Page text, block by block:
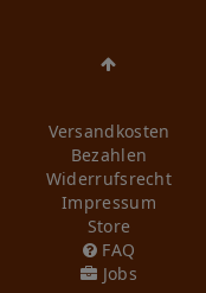
Versandkosten
Bezahlen
Widerrufs­recht
Impressum
Store
FAQ
Jobs